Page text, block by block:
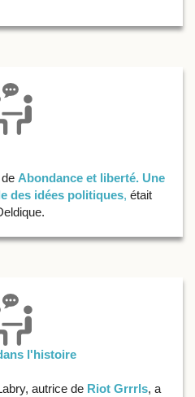
Abondance et liberté. Une
des idées politiques, était
l'histoire
autrice de Riot Grrrls, a